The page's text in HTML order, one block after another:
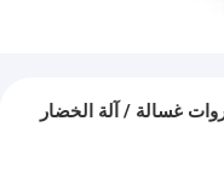
غسالة / آلة الخضار